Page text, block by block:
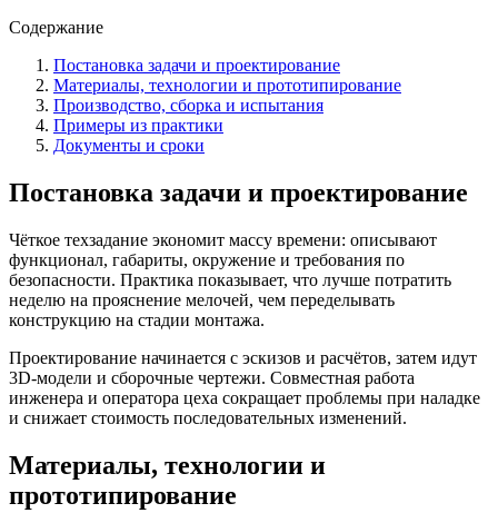
Содержание
Постановка задачи и проектирование
Материалы, технологии и прототипирование
Производство, сборка и испытания
Примеры из практики
Документы и сроки
Постановка задачи и проектирование
Чёткое техзадание экономит массу времени: описывают
функционал, габариты, окружение и требования по
безопасности. Практика показывает, что лучше потратить
неделю на прояснение мелочей, чем переделывать
конструкцию на стадии монтажа.
Проектирование начинается с эскизов и расчётов, затем идут
3D-модели и сборочные чертежи. Совместная работа
инженера и оператора цеха сокращает проблемы при наладке
и снижает стоимость последовательных изменений.
Материалы, технологии и
прототипирование